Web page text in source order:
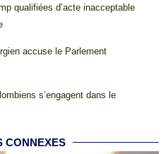
qualifiées d’acte inacceptable
accuse le Parlement
s’engagent dans le
CONNEXES